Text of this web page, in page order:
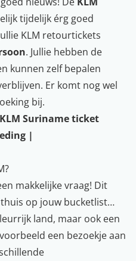
tijdelijk érg goed
KLM retourtickets
. Jullie hebben de
kunnen zelf bepalen
Er komt nog wel
bij.
Suriname ticket
|
makkelijke vraag! Dit
op jouw bucketlist…
land, maar ook een
een bezoekje aan